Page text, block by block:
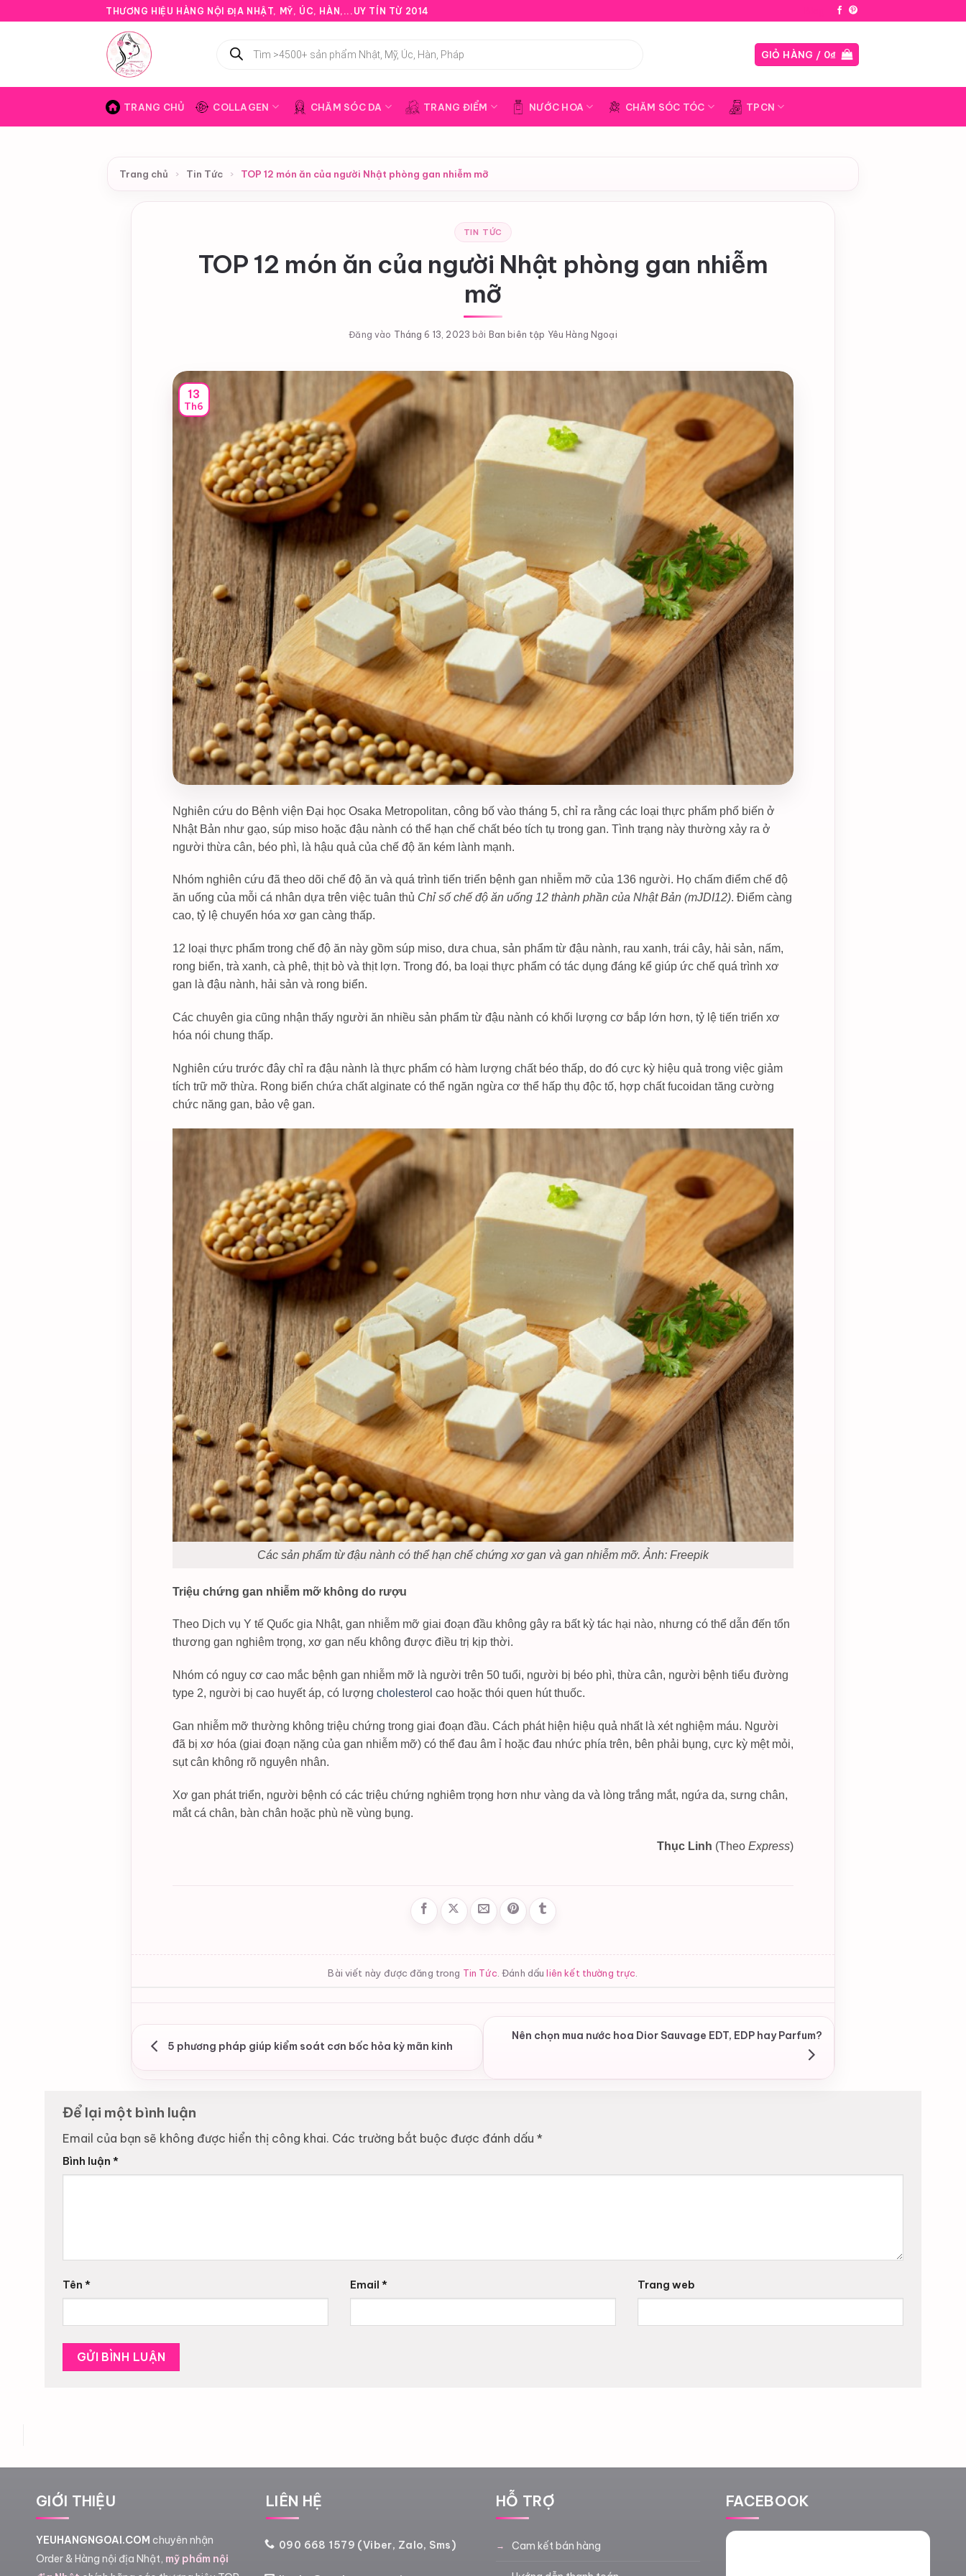
qua
THƯƠNG HIỆU HÀNG NỘI ĐỊA NHẬT, MỸ, ÚC, HÀN,...UY TÍN TỪ 2014
kiếm
GIỎ HÀNG / 0₫
TRANG CHỦ COLLAGEN CHĂM SÓC DA TRANG ĐIỂM NƯỚC HOA CHĂM SÓC TÓC TPCN
Trang chủ › Tin Tức › TOP 12 món ăn của người Nhật phòng gan nhiễm mỡ
TIN TỨC
TOP 12 món ăn của người Nhật phòng gan nhiễm
mỡ
Đăng vào Tháng 6 13, 2023 bởi Ban biên tập Yêu Hàng Ngoại
13
Th6
Nghiên cứu do Bệnh viện Đại học Osaka Metropolitan, công bố vào tháng 5, chỉ ra rằng các loại thực phẩm phổ biến ở
Nhật Bản như gạo, súp miso hoặc đậu nành có thể hạn chế chất béo tích tụ trong gan. Tình trạng này thường xảy ra ở
người thừa cân, béo phì, là hậu quả của chế độ ăn kém lành mạnh.
Nhóm nghiên cứu đã theo dõi chế độ ăn và quá trình tiến triển bệnh gan nhiễm mỡ của 136 người. Họ chấm điểm chế độ
ăn uống của mỗi cá nhân dựa trên việc tuân thủ Chỉ số chế độ ăn uống 12 thành phần của Nhật Bản (mJDI12). Điểm càng
cao, tỷ lệ chuyển hóa xơ gan càng thấp.
12 loại thực phẩm trong chế độ ăn này gồm súp miso, dưa chua, sản phẩm từ đậu nành, rau xanh, trái cây, hải sản, nấm,
rong biển, trà xanh, cà phê, thịt bò và thịt lợn. Trong đó, ba loại thực phẩm có tác dụng đáng kể giúp ức chế quá trình xơ
gan là đậu nành, hải sản và rong biển.
Các chuyên gia cũng nhận thấy người ăn nhiều sản phẩm từ đậu nành có khối lượng cơ bắp lớn hơn, tỷ lệ tiến triển xơ
hóa nói chung thấp.
Nghiên cứu trước đây chỉ ra đậu nành là thực phẩm có hàm lượng chất béo thấp, do đó cực kỳ hiệu quả trong việc giảm
tích trữ mỡ thừa. Rong biển chứa chất alginate có thể ngăn ngừa cơ thể hấp thụ độc tố, hợp chất fucoidan tăng cường
chức năng gan, bảo vệ gan.
Các sản phẩm từ đậu nành có thể hạn chế chứng xơ gan và gan nhiễm mỡ. Ảnh: Freepik
Triệu chứng gan nhiễm mỡ không do rượu
Theo Dịch vụ Y tế Quốc gia Nhật, gan nhiễm mỡ giai đoạn đầu không gây ra bất kỳ tác hại nào, nhưng có thể dẫn đến tổn
thương gan nghiêm trọng, xơ gan nếu không được điều trị kịp thời.
Nhóm có nguy cơ cao mắc bệnh gan nhiễm mỡ là người trên 50 tuổi, người bị béo phì, thừa cân, người bệnh tiểu đường
type 2, người bị cao huyết áp, có lượng cholesterol cao hoặc thói quen hút thuốc.
Gan nhiễm mỡ thường không triệu chứng trong giai đoạn đầu. Cách phát hiện hiệu quả nhất là xét nghiệm máu. Người
đã bị xơ hóa (giai đoạn nặng của gan nhiễm mỡ) có thể đau âm ỉ hoặc đau nhức phía trên, bên phải bụng, cực kỳ mệt mỏi,
sụt cân không rõ nguyên nhân.
Xơ gan phát triển, người bệnh có các triệu chứng nghiêm trọng hơn như vàng da và lòng trắng mắt, ngứa da, sưng chân,
mắt cá chân, bàn chân hoặc phù nề vùng bụng.
Thục Linh (Theo Express)
Bài viết này được đăng trong Tin Tức . Đánh dấuliên kết thường trực
5 phương pháp giúp kiểm soát cơn bốc hỏa kỳ mãn kinh
Nên chọn mua nước hoa Dior Sauvage EDT, EDP hay Parfum?
Để lại một bình luận
Email của bạn sẽ không được hiển thị công khai. Các trường bắt buộc được đánh dấu *
Bình luận *
Tên * Email * Trang web
GIỚI THIỆU
YEUHANGNGOAI.COM chuyên nhận
Order & Hàng nội địa Nhật, mỹ phẩm nội
LIÊN HỆ
090 668 1579 (Viber, Zalo, Sms)
HỖ TRỢ
Cam kết bán hàng
FACEBOOK